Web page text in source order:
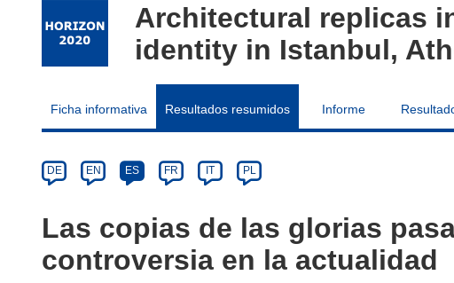
Architectural replicas
identity in Istanbul,
Ficha informativa Resultados resumidos Informe
Category
Article
available
the
following
languages:
DE EN ES FR IT PL
Las copias de las glorias
controversia en la actualidad